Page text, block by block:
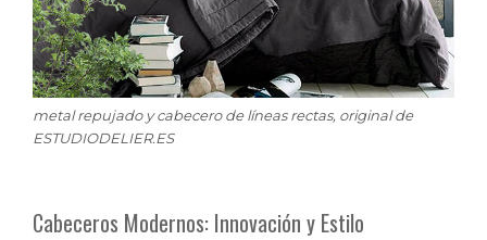
metal repujado y cabecero de líneas rectas, original de
ESTUDIODELIER.ES
Cabeceros Modernos: Innovación y Estilo